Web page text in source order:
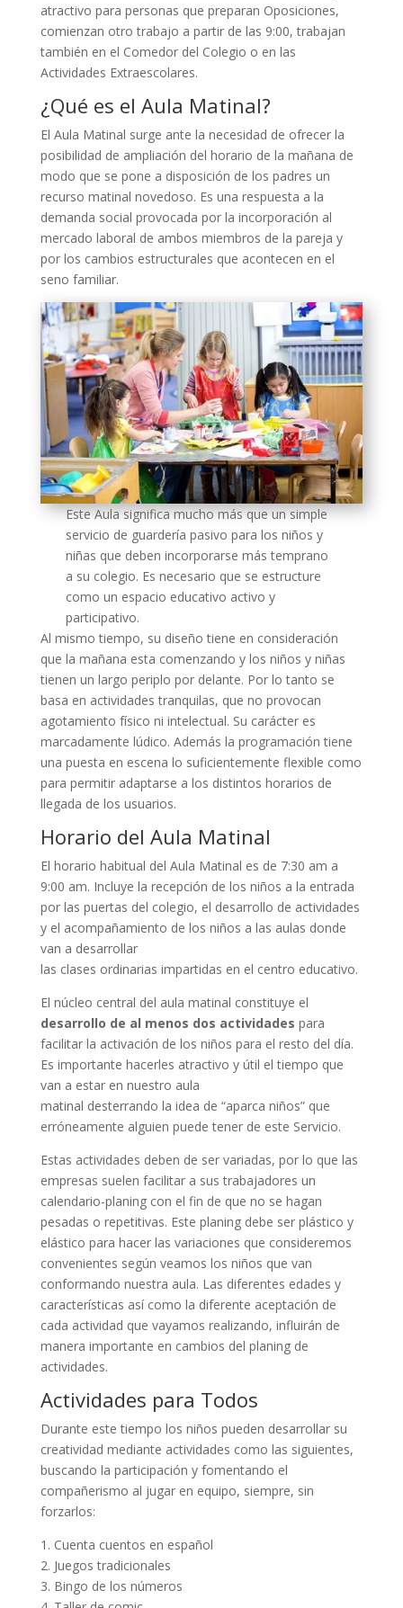
atractivo para personas que preparan Oposiciones,
comienzan otro trabajo a partir de las 9:00, trabajan
también en el Comedor del Colegio o en las
Actividades Extraescolares.
¿Qué es el Aula Matinal?
El Aula Matinal surge ante la necesidad de ofrecer la
posibilidad de ampliación del horario de la mañana de
modo que se pone a disposición de los padres un
recurso matinal novedoso. Es una respuesta a la
demanda social provocada por la incorporación al
mercado laboral de ambos miembros de la pareja y
por los cambios estructurales que acontecen en el
seno familiar.
Este Aula significa mucho más que un simple
servicio de guardería pasivo para los niños y
niñas que deben incorporarse más temprano
a su colegio. Es necesario que se estructure
como un espacio educativo activo y
participativo.
Al mismo tiempo, su diseño tiene en consideración
que la mañana esta comenzando y los niños y niñas
tienen un largo periplo por delante. Por lo tanto se
basa en actividades tranquilas, que no provocan
agotamiento físico ni intelectual. Su carácter es
marcadamente lúdico. Además la programación tiene
una puesta en escena lo suficientemente flexible como
para permitir adaptarse a los distintos horarios de
llegada de los usuarios.
Horario del Aula Matinal
El horario habitual del Aula Matinal es de 7:30 am a
9:00 am. Incluye la recepción de los niños a la entrada
por las puertas del colegio, el desarrollo de actividades
y el acompañamiento de los niños a las aulas donde
van a desarrollar
las clases ordinarias impartidas en el centro educativo.
El núcleo central del aula matinal constituye el
desarrollo de al menos dos actividades para
facilitar la activación de los niños para el resto del día.
Es importante hacerles atractivo y útil el tiempo que
van a estar en nuestro aula
matinal desterrando la idea de “aparca niños” que
erróneamente alguien puede tener de este Servicio.
Estas actividades deben de ser variadas, por lo que las
empresas suelen facilitar a sus trabajadores un
calendario-planing con el fin de que no se hagan
pesadas o repetitivas. Este planing debe ser plástico y
elástico para hacer las variaciones que consideremos
convenientes según veamos los niños que van
conformando nuestra aula. Las diferentes edades y
características así como la diferente aceptación de
cada actividad que vayamos realizando, influirán de
manera importante en cambios del planing de
actividades.
Actividades para Todos
Durante este tiempo los niños pueden desarrollar su
creatividad mediante actividades como las siguientes,
buscando la participación y fomentando el
compañerismo al jugar en equipo, siempre, sin
forzarlos:
1. Cuenta cuentos en español
2. Juegos tradicionales
3. Bingo de los números